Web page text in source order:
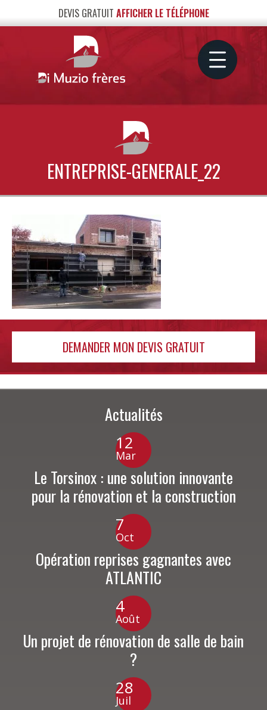
DEVIS GRATUIT AFFICHER LE TÉLÉPHONE
ENTREPRISE-GENERALE_22
DEMANDER MON DEVIS GRATUIT
Actualités
12
Mar
Le Torsinox : une solution innovante
pour la rénovation et la construction
7
Oct
Opération reprises gagnantes avec
ATLANTIC
4
Août
Un projet de rénovation de salle de bain
?
28
Juil